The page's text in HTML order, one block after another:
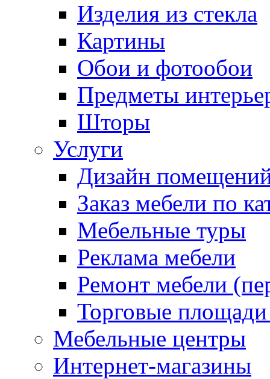
Изделия из стекла
Картины
Обои и фотообои
Предметы
Шторы
Услуги
Дизайн
Заказ мебели по
Мебельные туры
Реклама мебели
Ремонт мебели
Торговые
Мебельные центры
Интернет-магазины